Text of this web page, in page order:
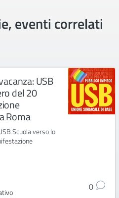
eventi correlati
USB
del 20
Roma
Scuola verso lo
0